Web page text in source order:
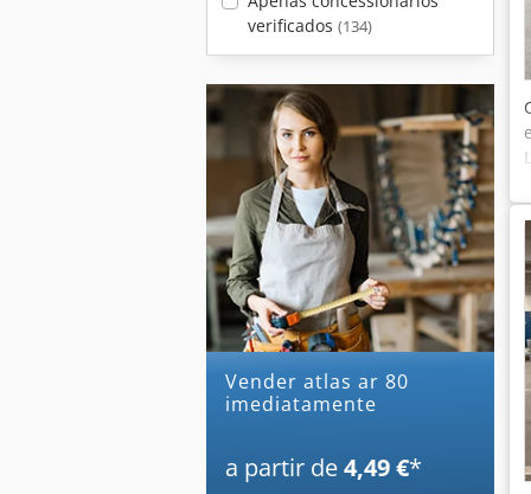
verificados (134)
Vender atlas ar 80
imediatamente
a partir de4,49 €*